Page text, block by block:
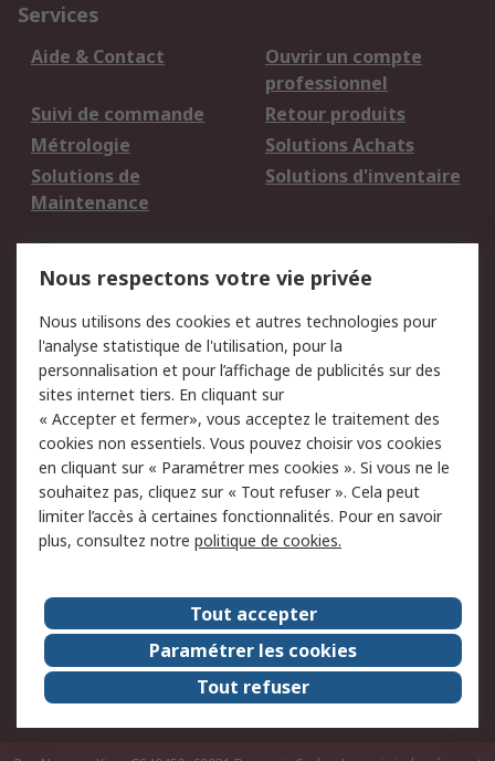
Services
Aide & Contact
Ouvrir un compte
professionnel
Suivi de commande
Retour produits
Métrologie
Solutions Achats
Solutions de
Maintenance
Solutions d'inventaire
du site
Politique de protection
des données - Mise à
jour
Sécurité des E-mails
Conditions générales
de vente
Politique anti-
corruption
Campagnes marketing
A propos de RS
A propos de RS France
Evénements
Le groupe RS Group Plc
Presse
RS dans le monde
Démarche RSE
Nous rejoindre
RS Particuliers
Nous respectons votre vie privée
Nous utilisons des cookies et autres technologies pour
l'analyse statistique de l'utilisation, pour la
personnalisation et pour l’affichage de publicités sur des
sites internet tiers. En cliquant sur
« Accepter et fermer», vous acceptez le traitement des
cookies non essentiels. Vous pouvez choisir vos cookies
en cliquant sur « Paramétrer mes cookies ». Si vous ne le
souhaitez pas, cliquez sur « Tout refuser ». Cela peut
limiter l’accès à certaines fonctionnalités. Pour en savoir
plus, consultez notre politique de cookies.
Tout accepter
Paramétrer les cookies
Tout refuser